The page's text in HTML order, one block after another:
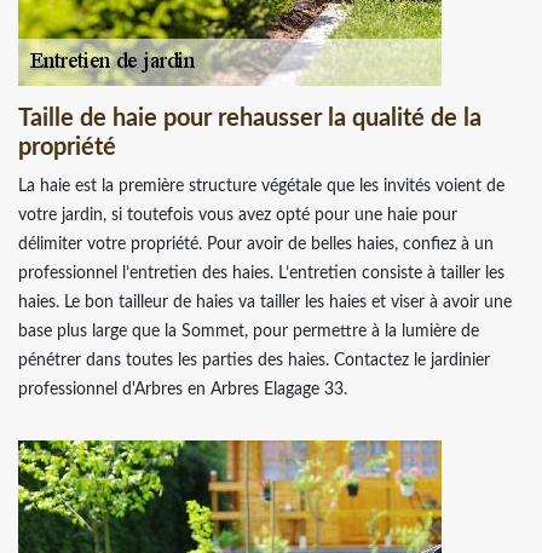
Taille de haie pour rehausser la qualité de la
propriété
La haie est la première structure végétale que les invités voient de
votre jardin, si toutefois vous avez opté pour une haie pour
délimiter votre propriété. Pour avoir de belles haies, confiez à un
professionnel l’entretien des haies. L’entretien consiste à tailler les
haies. Le bon tailleur de haies va tailler les haies et viser à avoir une
base plus large que la Sommet, pour permettre à la lumière de
pénétrer dans toutes les parties des haies. Contactez le jardinier
professionnel d'Arbres en Arbres Elagage 33.